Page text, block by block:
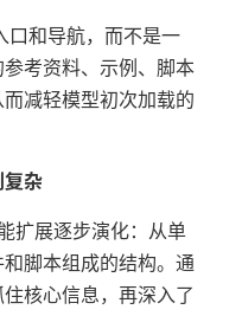
口和导航，而不是一
考资料、示例、脚本
减轻模型初次加载的
复杂
扩展逐步演化：从单
脚本组成的结构。通
核心信息，再深入了